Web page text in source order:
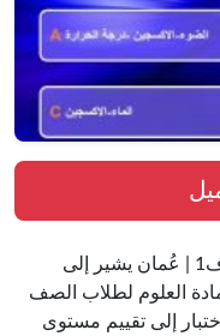
تحميل اختبار الكتروني (علوم) الخامس ف1 | عُمان يشير إلى
العلوم لطلاب الصف
إلى تقييم مستوى